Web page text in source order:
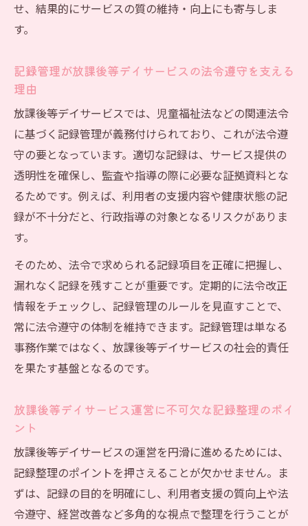
せ、結果的にサービスの質の維持・向上にも寄与しま
す。
記録管理が放課後等デイサービスの法令遵守を支える
理由
放課後等デイサービスでは、児童福祉法などの関連法令
に基づく記録管理が義務付けられており、これが法令遵
守の要となっています。適切な記録は、サービス提供の
透明性を確保し、監査や指導の際に必要な証拠資料とな
るためです。例えば、利用者の支援内容や健康状態の記
録が不十分だと、行政指導の対象となるリスクがありま
す。
そのため、法令で求められる記録項目を正確に把握し、
漏れなく記録を残すことが重要です。定期的に法令改正
情報をチェックし、記録管理のルールを見直すことで、
常に法令遵守の体制を維持できます。記録管理は単なる
事務作業ではなく、放課後等デイサービスの社会的責任
を果たす基盤となるのです。
放課後等デイサービス運営に不可欠な記録整理のポイ
ント
放課後等デイサービスの運営を円滑に進めるためには、
記録整理のポイントを押さえることが欠かせません。ま
ずは、記録の目的を明確にし、利用者支援の質向上や法
令遵守、経営改善など多角的な視点で整理を行うことが